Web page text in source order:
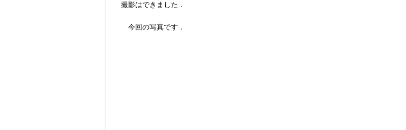
撮影はできました．
今回の写真です．